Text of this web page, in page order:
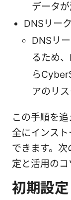
データが
DNSリー
DNSリ
るため
ら
アのリス
この手順を
全にインス
できます。
定と活用のコ
初期設